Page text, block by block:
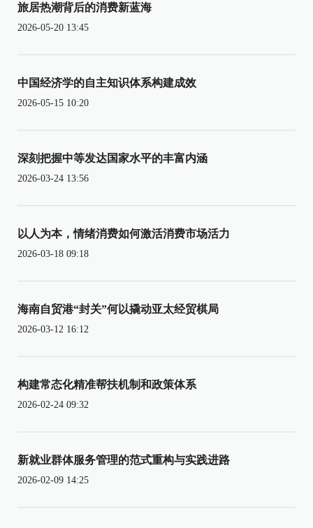
旅居热潮背后的消费新蓝海
2026-05-20 13:45
中国经济学的自主知识体系构建成效
2026-05-15 10:20
深刻把握中等发达国家水平的丰富内涵
2026-03-24 13:56
以人为本，情绪消费如何激活消费市场活力
2026-03-18 09:18
海南自贸港“封关”何以撬动亚太经贸棋局
2026-03-12 16:12
构建常态化精准帮扶机制和政策体系
2026-02-24 09:32
新就业群体服务管理的范式重构与实践进路
2026-02-09 14:25